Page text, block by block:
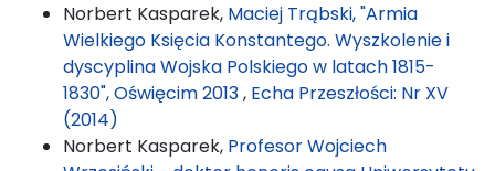
Norbert Kasparek, Maciej Trąbski, "Armia
Wielkiego Księcia Konstantego. Wyszkolenie i
dyscyplina Wojska Polskiego w latach 1815-
1830", Oświęcim 2013, Echa Przeszłości: Nr XV
(2014)
Norbert Kasparek, Profesor Wojciech